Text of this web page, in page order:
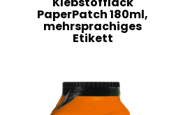
PaperPatch 180ml,
mehrsprachiges
Etikett